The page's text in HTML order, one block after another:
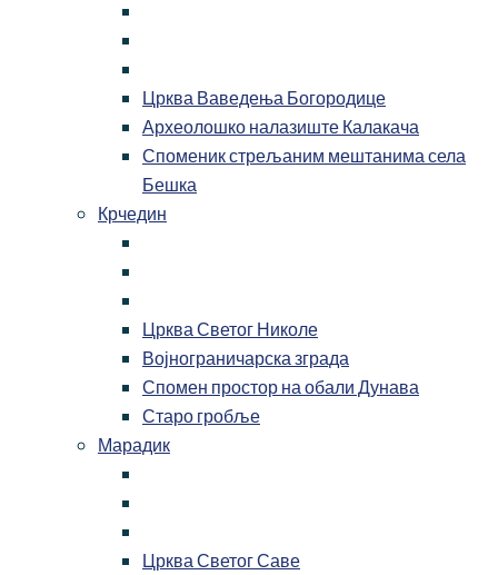
Црква Ваведења Богородице
Археолошко налазиште Калакача
Споменик стрељаним мештанима села
Бешка
Крчедин
Црква Светог Николе
Војнограничарска зграда
Спомен простор на обали Дунава
Старо гробље
Марадик
Црква Светог Саве